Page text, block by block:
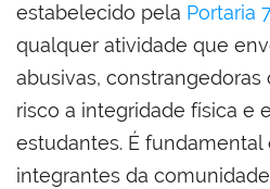
estabelecido pela Portaria
qualquer atividade que
abusivas,
risco a integridade física e
estudantes. É fundamental
integrantes da